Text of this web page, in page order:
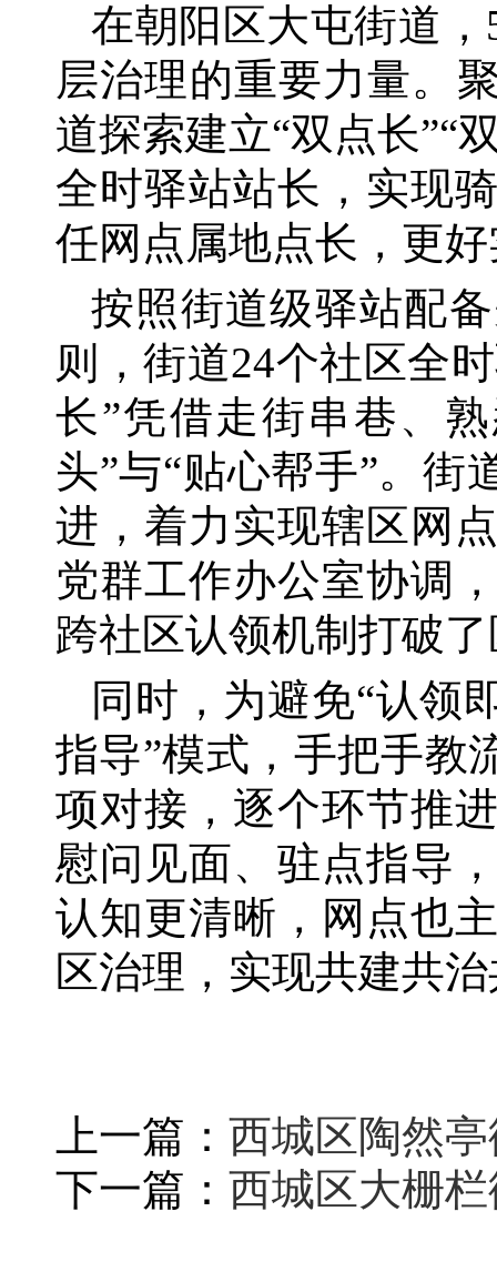
在朝阳区大屯街道，
层治理的重要力量。
道探索建立“双点长”“
全时驿站站长，实现
任网点属地点长，更
按照街道级驿站配
则，街道24个社区全
长”凭借走街串巷、
头”与“贴心帮手”。街
进，着力实现辖区网
党群工作办公室协调
跨社区认领机制打破
同时，为避免“认领
指导”模式，手把手教
项对接，逐个环节推
慰问见面、驻点指导
认知更清晰，网点也
区治理，实现共建共
上一篇： 西城区陶然
下一篇： 西城区大栅